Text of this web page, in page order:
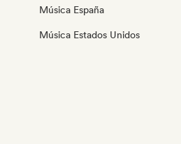
Música España
Música Estados Unidos